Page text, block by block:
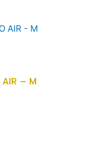
– M